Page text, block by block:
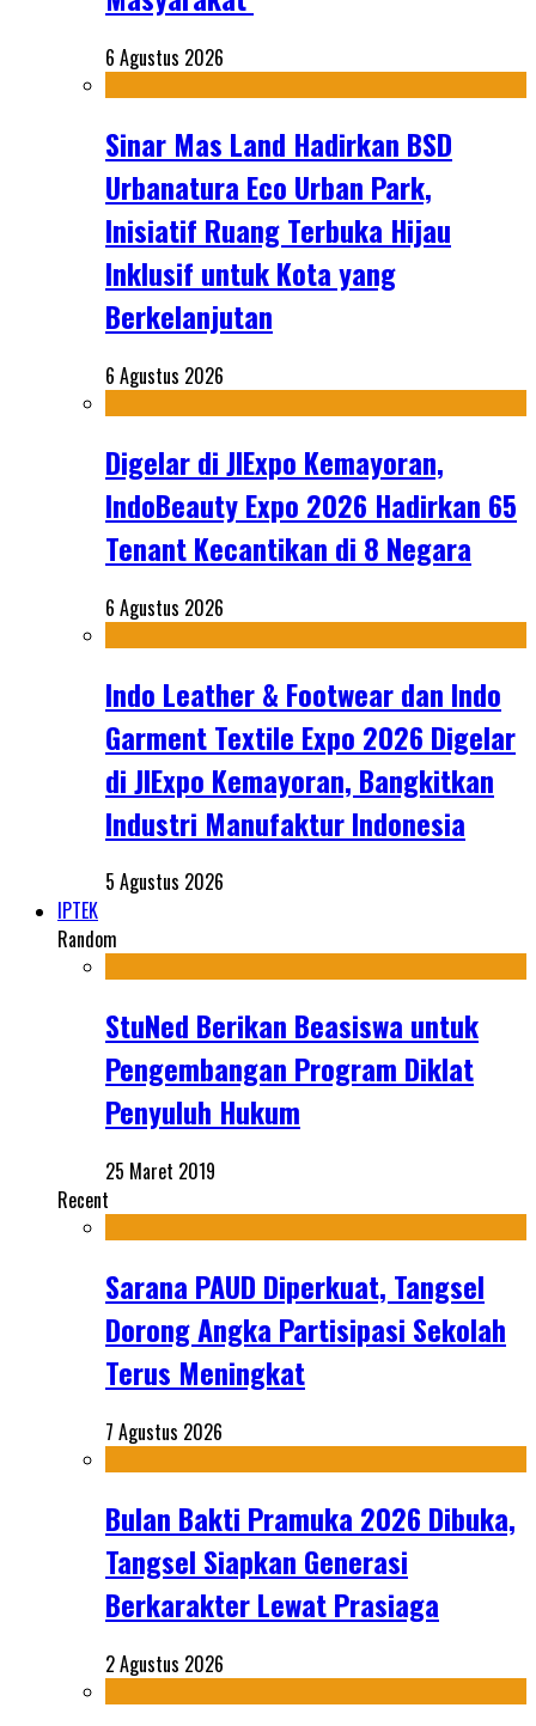
6 Agustus 2026
Sinar Mas Land Hadirkan BSD
Urbanatura Eco Urban Park,
Inisiatif Ruang Terbuka Hijau
Inklusif untuk Kota yang
Berkelanjutan
6 Agustus 2026
Digelar di JIExpo Kemayoran,
IndoBeauty Expo 2026 Hadirkan 65
Tenant Kecantikan di 8 Negara
6 Agustus 2026
Indo Leather & Footwear dan Indo
Garment Textile Expo 2026 Digelar
di JIExpo Kemayoran, Bangkitkan
Industri Manufaktur Indonesia
5 Agustus 2026
IPTEK
Random
StuNed Berikan Beasiswa untuk
Pengembangan Program Diklat
Penyuluh Hukum
25 Maret 2019
Recent
Sarana PAUD Diperkuat, Tangsel
Dorong Angka Partisipasi Sekolah
Terus Meningkat
7 Agustus 2026
Bulan Bakti Pramuka 2026 Dibuka,
Tangsel Siapkan Generasi
Berkarakter Lewat Prasiaga
2 Agustus 2026